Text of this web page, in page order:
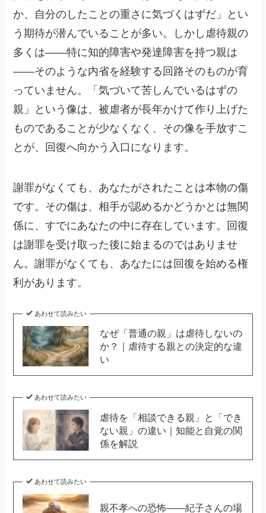
か、自分のしたことの重さに気づくはずだ」とい
う期待が潜んでいることが多い。しかし虐待親の
多くは——特に知的障害や発達障害を持つ親は
——そのような内省を経験する回路そのものが育
っていません。「気づいて苦しんでいるはずの
親」という像は、被虐者が長年かけて作り上げた
ものであることが少なくなく、その像を手放すこ
とが、回復へ向かう入口になります。
謝罪がなくても、あなたがされたことは本物の傷
です。その傷は、相手が認めるかどうかとは無関
係に、すでにあなたの中に存在しています。回復
は謝罪を受け取った後に始まるのではありませ
ん。謝罪がなくても、あなたには回復を始める権
利があります。
あわせて読みたい
なぜ「普通の親」は虐待しないの
か？｜虐待する親との決定的な違
い
あわせて読みたい
虐待を「相談できる親」と「でき
ない親」の違い｜知能と自覚の関
係を解説
あわせて読みたい
親不孝への恐怖——紀子さんの場